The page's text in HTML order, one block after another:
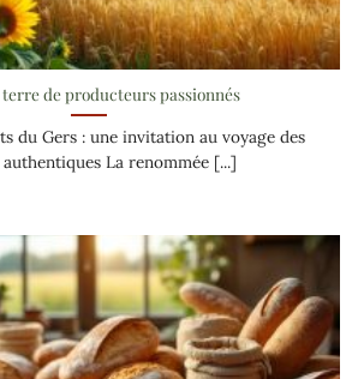
terre de producteurs passionnés
du Gers : une invitation au voyage des
authentiques La renommée [...]